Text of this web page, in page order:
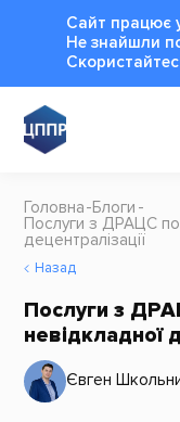
Сайт працює
Не знайшли
Головна Блоги
Послуги з ДРАЦС
децентралізації
Назад
Послуги з
невідкладної
Євген